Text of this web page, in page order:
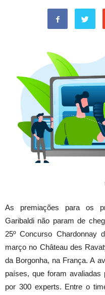
As premiações para os
Garibaldi não param de
25º Concurso
março no Château des
da Borgonha, na França. A
países, que foram avaliadas
por 300 experts. Entre o